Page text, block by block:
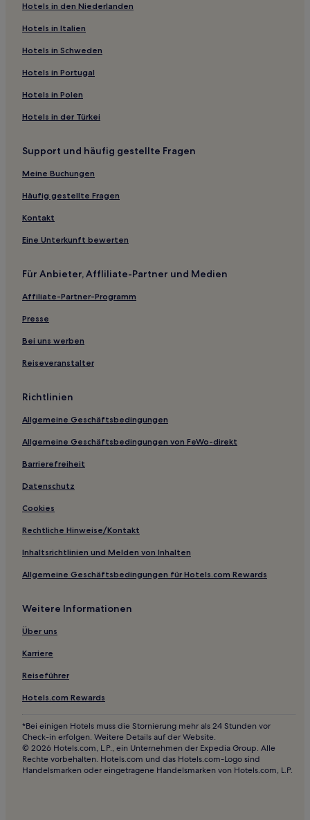
Gemeinde Hultsfred: Hotels
Gemeinde Borgholm: Hotels
Dramstorp Hotels
Hotels nahe Fährterminal Oskarshamn Gotland
Gullringen Hotels
Hotels mit Parkplatz in Mönsterås
Hotels mit Parkplatz in Barnebo
Hotels mit inbegriffenem Frühstück in Vimmerby
Hotels mit Parkplatz in Västervik
Haustierfreundliche in Västervik
Hotels mit Pool in Västervik
Haustierfreundliche in Borgholm
3-Sterne-Hotels in Västervik
Hotels in den Niederlanden
Hotels in Italien
Hotels in Schweden
Hotels in Portugal
Hotels in Polen
Hotels in der Türkei
Support und häufig gestellte Fragen
Meine Buchungen
Häufig gestellte Fragen
Kontakt
Eine Unterkunft bewerten
Für Anbieter, Affliliate-Partner und Medien
Affiliate-Partner-Programm
Presse
Bei uns werben
Reiseveranstalter
Richtlinien
Allgemeine Geschäftsbedingungen
Allgemeine Geschäftsbedingungen von FeWo-direkt
Barrierefreiheit
Datenschutz
Cookies
Rechtliche Hinweise/Kontakt
Inhaltsrichtlinien und Melden von Inhalten
Allgemeine Geschäftsbedingungen für Hotels.com Rewards
Weitere Informationen
Über uns
Karriere
Reiseführer
Hotels.com Rewards
*Bei einigen Hotels muss die Stornierung mehr als 24 Stunden vor
Check-in erfolgen. Weitere Details auf der Website.
© 2026 Hotels.com, L.P., ein Unternehmen der Expedia Group. Alle
Rechte vorbehalten. Hotels.com und das Hotels.com-Logo sind
Handelsmarken oder eingetragene Handelsmarken von Hotels.com, L.P.